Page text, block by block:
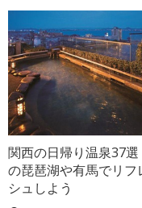
関西の日帰り温泉37選
の琵琶湖や有馬でリフ
シュしよう